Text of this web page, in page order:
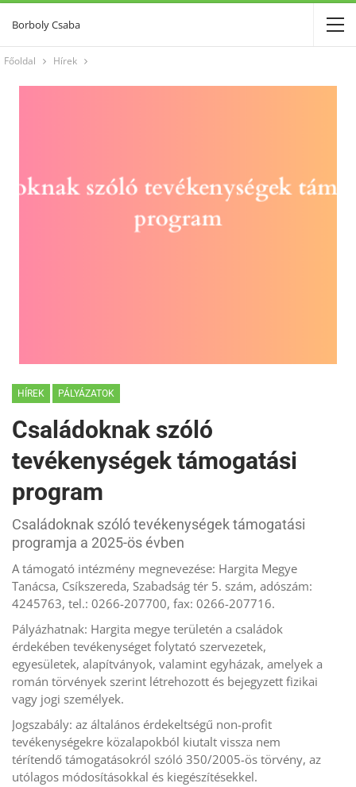
Borboly Csaba
Főoldal Hírek
HÍREK PÁLYÁZATOK
Családoknak szóló
tevékenységek támogatási
program
Családoknak szóló tevékenységek támogatási
programja a 2025-ös évben
A támogató intézmény megnevezése: Hargita Megye
Tanácsa, Csíkszereda, Szabadság tér 5. szám, adószám:
4245763, tel.: 0266-207700, fax: 0266-207716.
Pályázhatnak: Hargita megye területén a családok
érdekében tevékenységet folytató szervezetek,
egyesületek, alapítványok, valamint egyházak, amelyek a
román törvények szerint létrehozott és bejegyzett fizikai
vagy jogi személyek.
Jogszabály: az általános érdekeltségű non-profit
tevékenységekre közalapokból kiutalt vissza nem
térítendő támogatásokról szóló 350/2005-ös törvény, az
utólagos módosításokkal és kiegészítésekkel.